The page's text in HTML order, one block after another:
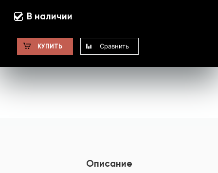
В наличии
КУПИТЬ Сравнить
Описание